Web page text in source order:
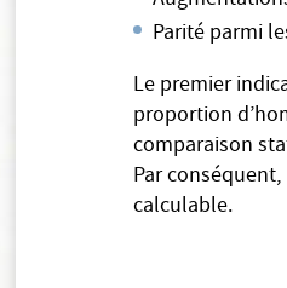
Parité parmi
Le premier
proportion
comparaison
Par
calculable.